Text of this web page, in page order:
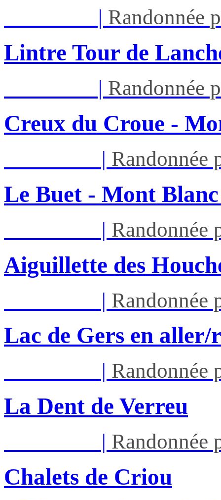
| Randonnée
Lintre Tour de
| Randonnée
Creux du Croue -
| Randonnée
Le Buet - Mont Blanc
| Randonnée
Aiguillette des
| Randonnée
Lac de Gers en
| Randonnée
La Dent de Verreu
| Randonnée
Chalets de Criou